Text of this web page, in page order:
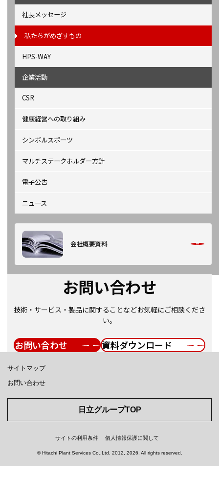
社長メッセージ
私たちがめざすもの
HPS-WAY
企業活動
CSR
健康経営への取り組み
シンボルスポーツ
マルチステークホルダー方針
電子公告
ニュース
会社概要資料
お問い合わせ
技術・サービス・製品に関することなどお気軽にご相談くださ
い。
お問い合わせ 資料ダウンロード
サイトマップ
お問い合わせ
日立グループTOP
サイトの利用条件 個人情報保護に関して
© Hitachi Plant Services Co.,Ltd. 2012, 2026 . All rights reserved.